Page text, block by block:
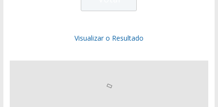
Visualizar o Resultado